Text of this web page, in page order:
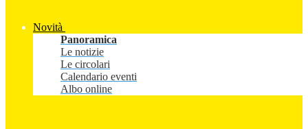
Novità
Panoramica
Le notizie
Le circolari
Calendario eventi
Albo online